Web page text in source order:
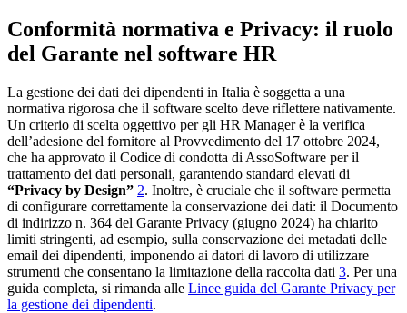
Conformità normativa e Privacy: il ruolo
del Garante nel software HR
La gestione dei dati dei dipendenti in Italia è soggetta a una
normativa rigorosa che il software scelto deve riflettere nativamente.
Un criterio di scelta oggettivo per gli HR Manager è la verifica
dell’adesione del fornitore al Provvedimento del 17 ottobre 2024,
che ha approvato il Codice di condotta di AssoSoftware per il
trattamento dei dati personali, garantendo standard elevati di
“Privacy by Design” 2. Inoltre, è cruciale che il software permetta
di configurare correttamente la conservazione dei dati: il Documento
di indirizzo n. 364 del Garante Privacy (giugno 2024) ha chiarito
limiti stringenti, ad esempio, sulla conservazione dei metadati delle
email dei dipendenti, imponendo ai datori di lavoro di utilizzare
strumenti che consentano la limitazione della raccolta dati 3. Per una
guida completa, si rimanda alle Linee guida del Garante Privacy per
la gestione dei dipendenti.